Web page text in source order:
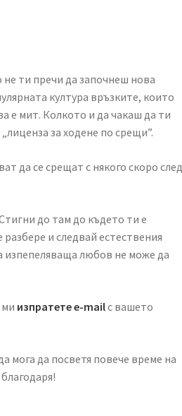
ти пречи да започнеш нова
култура връзките, които
е мит. Колкото и да чакаш да ти
за ходене по срещи”.
да се срещат с някого скоро след
до там до където ти е
и следвай естествения
изпепеляваща любов не може да
изпратете e-mailс вашето
мога да посветя повече време на